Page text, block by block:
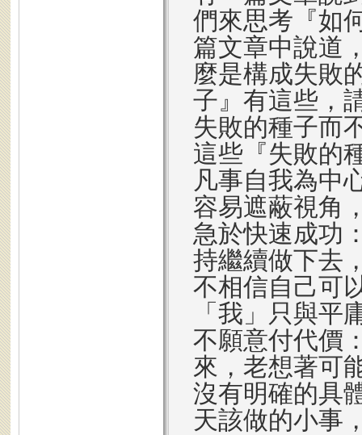
們來思考『如
篇文章中說道
麼是構成失敗
子』有這些，
失敗的種子而
這些『失敗的
凡事自我為中
容易遮蔽視角
急於快速成功
持繼續做下去
不相信自己可
「我」只與平
不願意付代價
來，老想著可
沒有明確的具
天該做的小事